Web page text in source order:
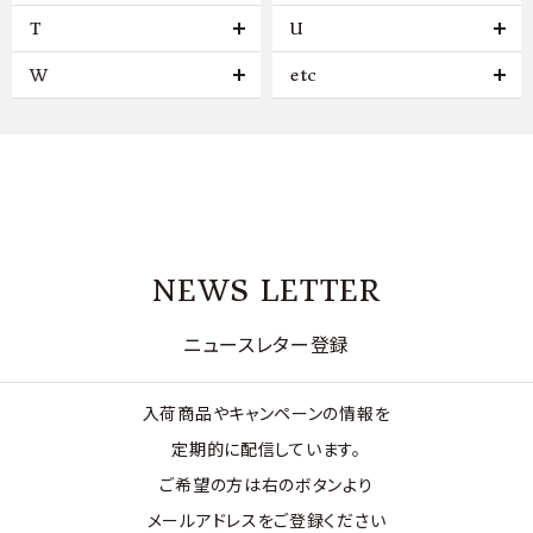
T U
W etc
NEWS LETTER
ニュースレター登録
入荷商品やキャンペーンの情報を
定期的に配信しています。
ご希望の方は右のボタンより
メールアドレスをご登録ください